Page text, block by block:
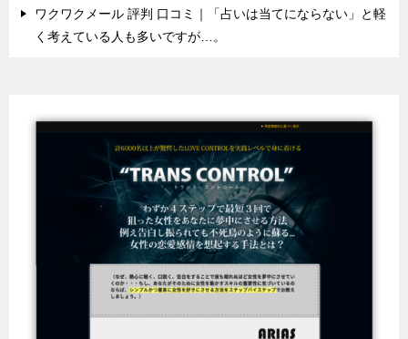
ワクワクメール 評判 口コミ｜「占いは当てにならない」と軽
く考えている人も多いですが…。